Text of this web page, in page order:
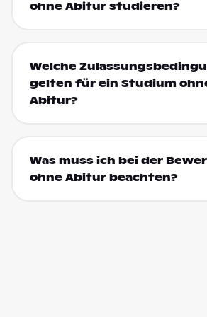
ohne Abitur studieren?
Welche
gelten für ein Studium
Abitur?
Was muss ich bei der
ohne Abitur beachten?